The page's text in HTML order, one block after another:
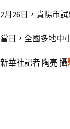
2月26日，貴陽市
當日，全國多地中
新華社記者 陶亮 攝